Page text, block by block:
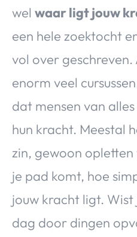
wel waar ligt jouw
een hele zoektocht
vol over
enorm veel
dat mensen van
hun kracht. Meestal
zin, gewoon
je pad komt, hoe
jouw kracht ligt.
dag door dingen